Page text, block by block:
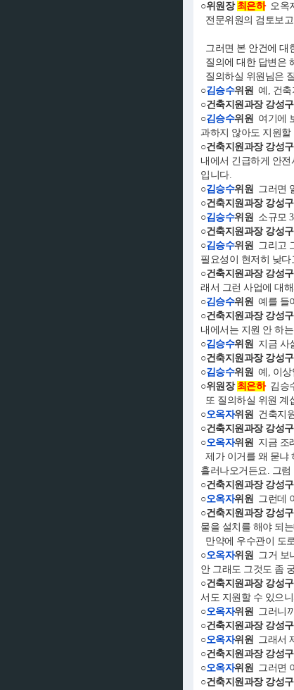
○위원장 최은하오옥
전문위원의 검토보
그러면 본 안건에 대
질의에 대한 답변은
질의하실 위원님은
○김승수위원 예, 건축
○건축지원과장 강성구
○김승수위원 여기에
과하지 않아도 지원할
○건축지원과장 강성구
내에서 긴급하게 안
입니다.
○김승수위원 그러면
○건축지원과장 강성구
○김승수위원 소규모
○건축지원과장 강성구
○김승수위원 그리고
필요성이 현저히 낮다
○건축지원과장 강성구
래서 그런 사업에 대
○김승수위원 예를 들
○건축지원과장 강성구
내에서는 지원 안 하
○김승수위원 지금 사
○건축지원과장 강성구
○김승수위원 예, 이상
○위원장 최은하김승
또 질의하실 위원 계
○오옥자위원 건축지
○건축지원과장 강성구
○오옥자위원 지금 조
제가 이거를 왜 묻냐
흘러나오거든요. 그
○건축지원과장 강성구
○오옥자위원 그런데
○건축지원과장 강성구
물을 설치를 해야 되
만약에 우수관이 도
○오옥자위원 그거 보
안 그래도 그것도 좀
○건축지원과장 강성구
서도 지원할 수 있으
○오옥자위원 그러니
○건축지원과장 강성구
○오옥자위원 그래서
○건축지원과장 강성구
○오옥자위원 그러면
○건축지원과장 강성구